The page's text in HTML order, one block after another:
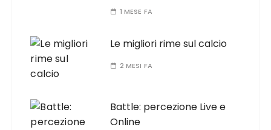
1 MESE FA
Le migliori rime sul calcio
2 MESI FA
Battle: percezione Live e
Online